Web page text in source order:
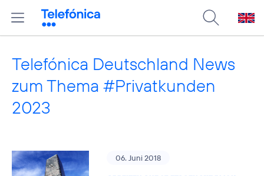
Telefónica Deutschland News
zum Thema #Privatkunden
2023
06. Juni 2018